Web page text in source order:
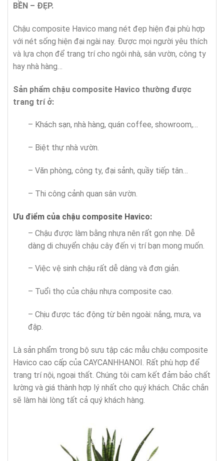
BỀN – ĐẸP.
Chậu composite Havico mang nét đẹp hiện đại phù hợp
với nét sống hiện đại ngài nay. Được mọi người yêu thích
và lựa chọn để trang trí cho ngôi nhà, sân vườn, công ty
hay nhà hàng…
Sản phẩm chậu composite Havico thường được
trang trí ở:
– Khách sạn, nhà hàng, quán coffee, showroom,…
– Biệt thự nhà vườn.
– Văn phòng, công ty, đại sảnh, quầy tiếp tân…
– Thi công cảnh quan sân vườn.
Ưu điểm của chậu composite Havico:
– Chậu được làm bằng nhựa nên rất gọn nhẹ. Dễ
dàng di chuyển chậu cây đến vị trí bạn mong muốn.
– Việc vệ sinh chậu rất dễ dàng và đơn giản.
– Tuổi thọ của chậu nhựa composite cao.
– Chịu được tác động từ bên ngoài: nắng, mưa, va
đập.
Là sản phẩm trong bộ sưu tập các mẫu chậu composite
Havico cao cấp của CAYCANHHANOI. Rất phù hợp để
trang trí nội, ngoại thất. Chúng tôi cam kết đảm bảo chất
lường và giá thành hợp lý nhất cho quý khách. Chắc chắn
sẽ làm hài lòng tất cả quý khách hàng.